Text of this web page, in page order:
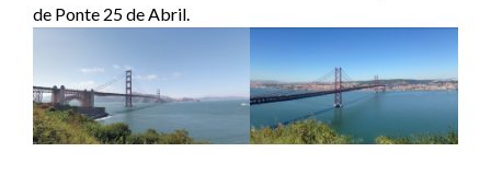
de Ponte 25 de Abril.